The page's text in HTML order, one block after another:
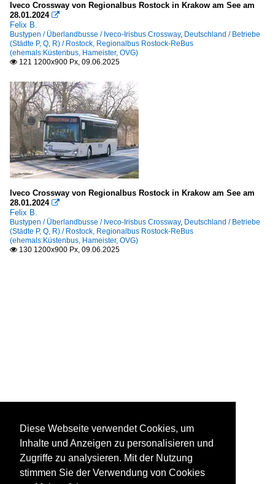
Iveco Crossway von Regionalbus Rostock in Krakow am See am
28.01.2024 
Felix B.
Bustypen / Überlandbusse / Iveco-Irisbus Crossway, Deutschland / Betriebe
(Städte P, Q, R) / Rostock, Regionalbus Rostock-ReBus
(ehemals:Küstenbus, Hameister, OVG)
 121 1200x900 Px, 09.06.2025
Iveco Crossway von Regionalbus Rostock in Krakow am See am
28.01.2024 
Felix B.
Bustypen / Überlandbusse / Iveco-Irisbus Crossway, Deutschland / Betriebe
(Städte P, Q, R) / Rostock, Regionalbus Rostock-ReBus
(ehemals:Küstenbus, Hameister, OVG)
 130 1200x900 Px, 09.06.2025
Diese Webseite verwendet Cookies, um
Inhalte und Anzeigen zu personalisieren und
Zugriffe zu analysieren. Mit der Nutzung
stimmen Sie der Verwendung von Cookies